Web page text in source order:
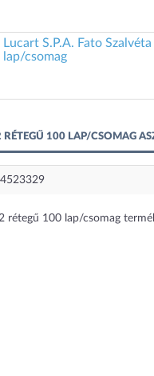
Lucart S.P.A. Fato
lap/csomag
100 LAP/CSOMAG
rétegű 100 lap/csomag